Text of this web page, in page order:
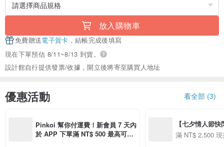
放入購物車
免費贈送電子賀卡 ，結帳完成後填寫
現在下單預估 8/11~8/13 到貨。
設計館自行提供發票/收據，開立後將寄至購買人地址
優惠活動 看全部 (3)
Pinkoi 幫你付運費！新會員 7 天內
於 APP 下單滿 NT$ 500 最高可折
【七夕情人節
用 APP 購買任
滿 NT$ 2,500